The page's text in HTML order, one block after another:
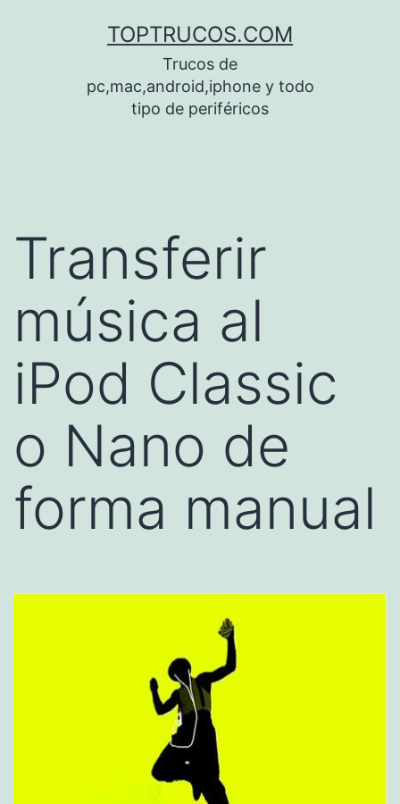
TOPTRUCOS.COM
Trucos de
pc,mac,android,iphone y todo
tipo de periféricos
Transferir
música al
iPod Classic
o Nano de
forma manual